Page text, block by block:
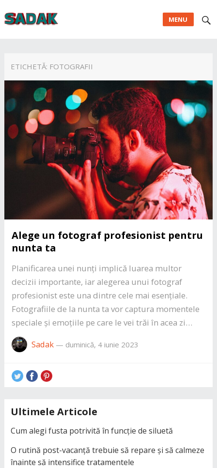
MENU
ETICHETĂ: FOTOGRAFII
Alege un fotograf profesionist pentru
nunta ta
Planificarea unei nunți implică luarea multor
decizii importante, iar alegerea unui fotograf
profesionist este una dintre cele mai esențiale.
Fotografiile de la nunta ta vor captura momentele
speciale și emoțiile pe care le vei trăi în acea zi…
Sadak— duminică, 4 iunie 2023
Ultimele Articole
Cum alegi fusta potrivită în funcție de siluetă
O rutină post-vacanță trebuie să repare și să calmeze
înainte să intensifice tratamentele